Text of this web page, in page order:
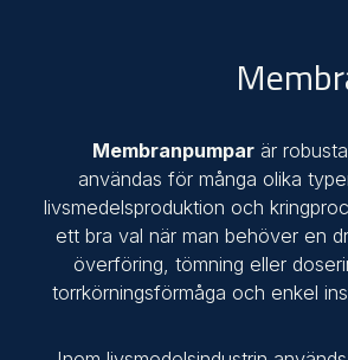
Membranpumpar är
användas för många olika
livsmedelsproduktion och
ett bra val när man behöver en
överföring, tömning eller
torrkörningsförmåga och enkel